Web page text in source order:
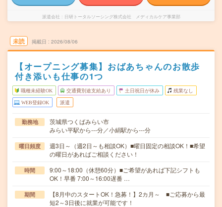
派遣会社 日研トータルソーシング株式会社 メディカルケア事業部
未読 掲載日 2026/08/06
【オープニング募集】おばあちゃんのお散歩
付き添いも仕事の1つ
職種未経験OK 交通費別途支給あり 土日祝日が休み 残業なし
WEB登録OK 派遣
勤務地
茨城県つくばみらい市
みらい平駅から---分／小絹駅から---分
曜日頻度
週3日～（週2日～も相談OK）■曜日固定の相談OK！■希望
の曜日があればご相談ください！
時間
9:00～18:00（休憩60分）■ご希望があれば下記シフトも
OK！早番 7:00～16:00遅番 …
期間
【8月中のスタートOK！急募！】2カ月～ ■ご応募から最
短2～3日後に就業が可能です！